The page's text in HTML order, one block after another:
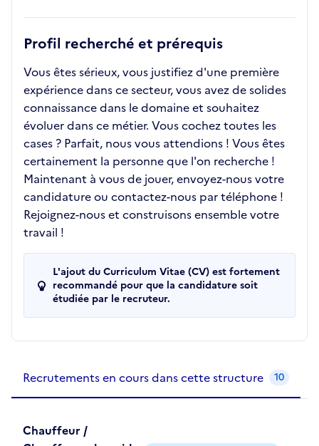
Profil recherché et prérequis
Vous êtes sérieux, vous justifiez d'une première
expérience dans ce secteur, vous avez de solides
connaissance dans le domaine et souhaitez
évoluer dans ce métier. Vous cochez toutes les
cases ? Parfait, nous vous attendions ! Vous êtes
certainement la personne que l'on recherche !
Maintenant à vous de jouer, envoyez-nous votre
candidature ou contactez-nous par téléphone !
Rejoignez-nous et construisons ensemble votre
travail !
L'ajout du Curriculum Vitae (CV) est fortement
recommandé pour que la candidature soit
étudiée par le recruteur.
Recrutements en cours dans cette structure 10
Chauffeur /